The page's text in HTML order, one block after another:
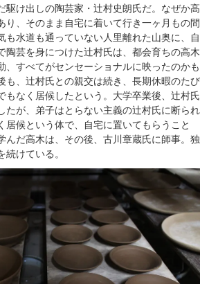
駆け出しの陶芸家・辻村史朗氏だ。なぜか高
り、そのまま自宅に着いて行き一ヶ月もの間
も水道も通っていない人里離れた山奥に、自
陶芸を身につけた辻村氏は、都会育ちの高木
、すべてがセンセーショナルに映ったのかも
も、辻村氏との親交は続き、長期休暇のたび
もなく居候したという。大学卒業後、辻村氏
たが、弟子はとらない主義の辻村氏に断られ
居候という体で、自宅に置いてもらうこと
んだ高木は、その後、古川章蔵氏に師事。独
けている。